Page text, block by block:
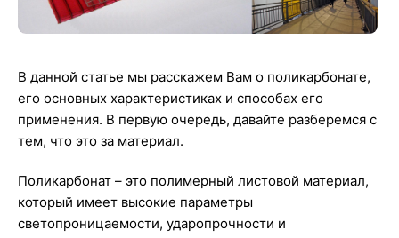
В данной статье мы расскажем Вам о поликарбонате,
его основных характеристиках и способах его
применения. В первую очередь, давайте разберемся с
тем, что это за материал.
Поликарбонат – это полимерный листовой материал,
который имеет высокие параметры
светопроницаемости, ударопрочности и